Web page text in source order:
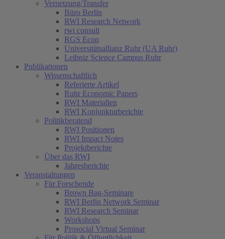
Vernetzung/Transfer
Büro Berlin
RWI Research Network
rwi consult
RGS Econ
Universitätsallianz Ruhr (UA Ruhr)
Leibniz Science Campus Ruhr
Publikationen
Wissenschaftlich
Referierte Artikel
Ruhr Economic Papers
RWI Materialien
RWI Konjunkturberichte
Politikberatend
RWI Positionen
RWI Impact Notes
Projektberichte
Über das RWI
Jahresberichte
Veranstaltungen
Für Forschende
Brown Bag-Seminare
RWI Berlin Network Seminar
RWI Research Seminar
Workshops
Prosocial Virtual Seminar